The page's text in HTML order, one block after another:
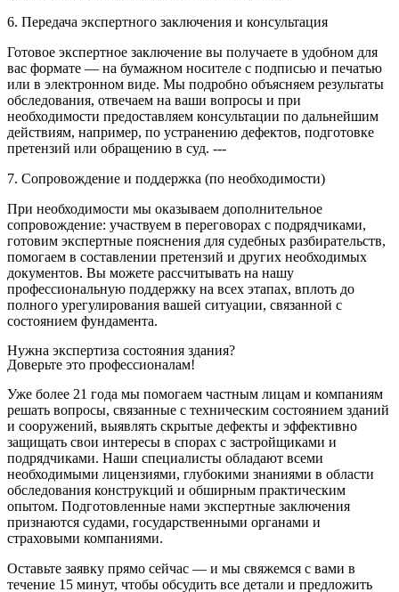
6. Передача экспертного заключения и консультация
Готовое экспертное заключение вы получаете в удобном для
вас формате — на бумажном носителе с подписью и печатью
или в электронном виде. Мы подробно объясняем результаты
обследования, отвечаем на ваши вопросы и при
необходимости предоставляем консультации по дальнейшим
действиям, например, по устранению дефектов, подготовке
претензий или обращению в суд. ---
7. Сопровождение и поддержка (по необходимости)
При необходимости мы оказываем дополнительное
сопровождение: участвуем в переговорах с подрядчиками,
готовим экспертные пояснения для судебных разбирательств,
помогаем в составлении претензий и других необходимых
документов. Вы можете рассчитывать на нашу
профессиональную поддержку на всех этапах, вплоть до
полного урегулирования вашей ситуации, связанной с
состоянием фундамента.
Нужна экспертиза состояния здания?
Доверьте это профессионалам!
Уже более 21 года мы помогаем частным лицам и компаниям
решать вопросы, связанные с техническим состоянием зданий
и сооружений, выявлять скрытые дефекты и эффективно
защищать свои интересы в спорах с застройщиками и
подрядчиками. Наши специалисты обладают всеми
необходимыми лицензиями, глубокими знаниями в области
обследования конструкций и обширным практическим
опытом. Подготовленные нами экспертные заключения
признаются судами, государственными органами и
страховыми компаниями.
Оставьте заявку прямо сейчас — и мы свяжемся с вами в
течение 15 минут, чтобы обсудить все детали и предложить